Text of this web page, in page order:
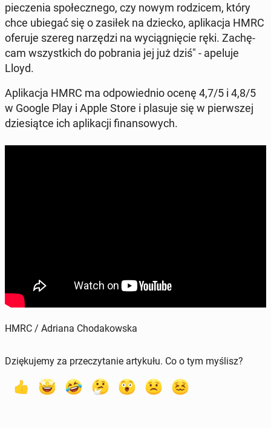
pie­cze­nia spo­łecz­ne­go, czy nowym ro­dzi­cem, który
chce ubiegać się o zasiłek na dziecko, apli­ka­cja HMRC
oferuje szereg na­rzę­dzi na wy­cią­gnię­cie ręki. Za­chę­
cam wszyst­kich do po­bra­nia jej już dziś" - apeluje
Lloyd.
Apli­ka­cja HMRC ma od­po­wied­nio ocenę 4,7/5 i 4,8/5
w Google Play i Apple Store i plasuje się w pierw­szej
dzie­siąt­ce ich apli­ka­cji fi­nan­so­wych.
HMRC / Adriana Chodakowska
Dziękujemy za przeczytanie artykułu. Co o tym myślisz?